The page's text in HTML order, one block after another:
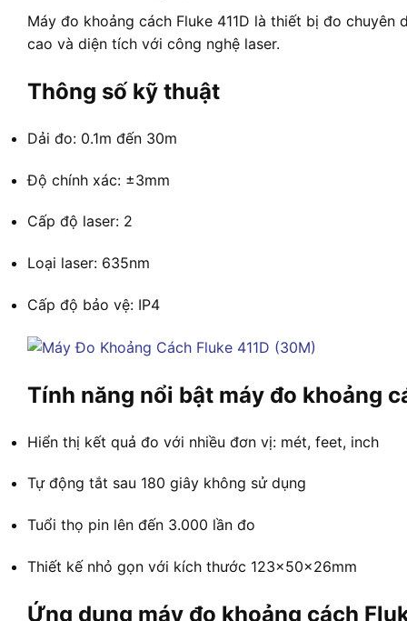
Máy đo khoảng cách Fluke 411D là thiết bị đo
cao và diện tích với công nghệ laser.
Thông số kỹ thuật
Dải đo: 0.1m đến 30m
Độ chính xác: ±3mm
Cấp độ laser: 2
Loại laser: 635nm
Cấp độ bảo vệ: IP4
Tính năng nổi bật máy đo khoảng
Hiển thị kết quả đo với nhiều đơn vị: mét, feet, inch
Tự động tắt sau 180 giây không sử dụng
Tuổi thọ pin lên đến 3.000 lần đo
Thiết kế nhỏ gọn với kích thước 123x50x26mm
Ứng dụng máy đo khoảng cách